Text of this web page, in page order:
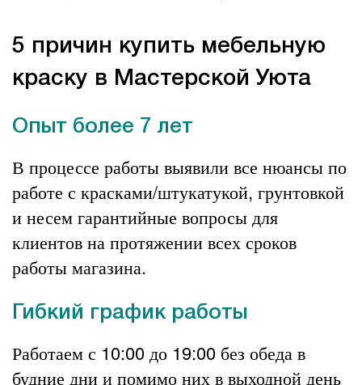
5 причин купить мебельную
краску в Мастерской Уюта
Опыт более 7 лет
В процессе работы выявили все нюансы по
работе с красками/штукатукой, грунтовкой
и несем гарантийные вопросы для
клиентов на протяжении всех сроков
работы магазина.
Гибкий график работы
Работаем с 10:00 до 19:00 без обеда в
будние дни и помимо них в выходной день